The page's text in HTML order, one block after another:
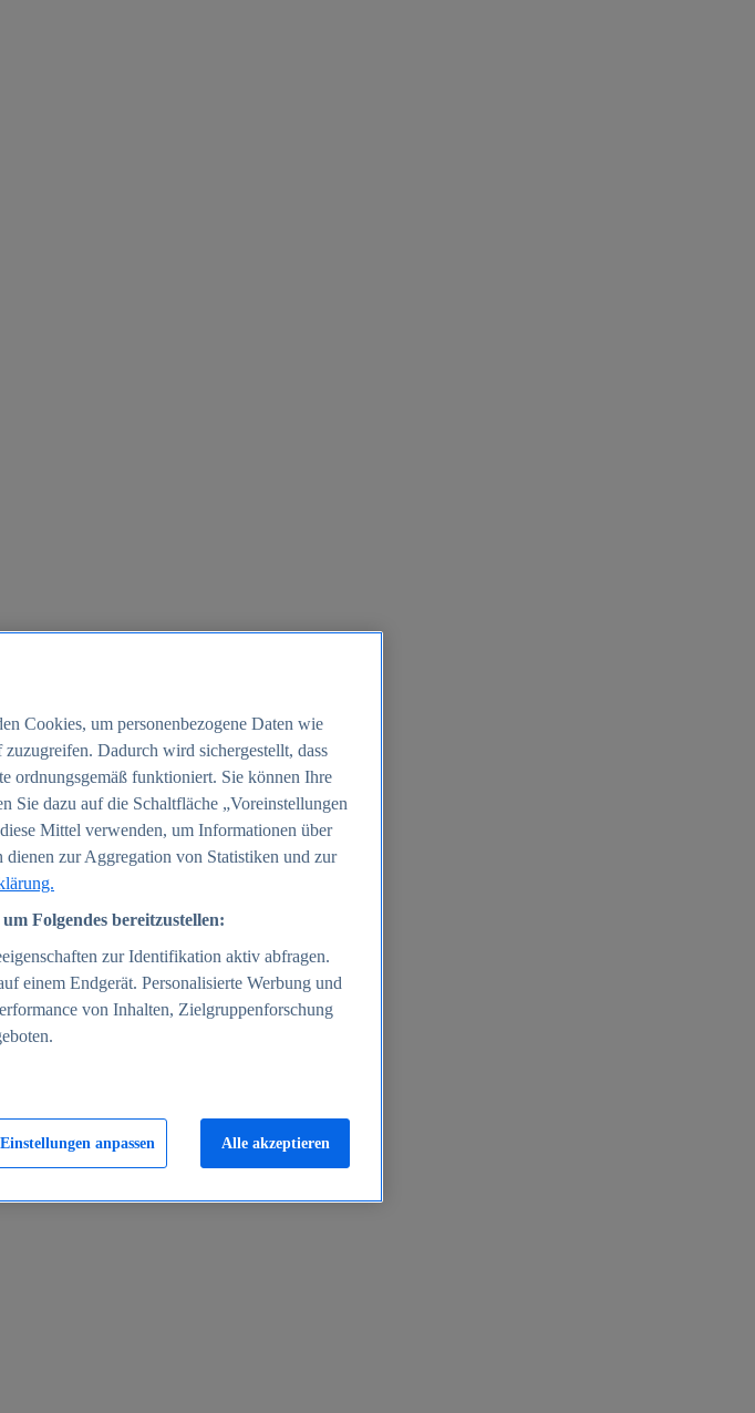
Cookies, um personenbezogene Daten wie
Dadurch wird sichergestellt, dass
ordnungsgemäß funktioniert. Sie können Ihre
Sie dazu auf die Schaltfläche „Voreinstellungen
Mittel verwenden, um Informationen über
zur Aggregation von Statistiken und zur
Folgendes bereitzustellen:
zur Identifikation aktiv abfragen.
einem Endgerät. Personalisierte Werbung und
von Inhalten, Zielgruppenforschung
Einstellungen anpassen Alle akzeptieren